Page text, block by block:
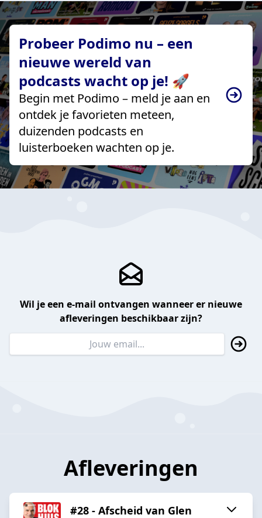
Probeer Podimo nu – een
nieuwe wereld van
podcasts wacht op je! 🚀
Begin met Podimo – meld je aan en
ontdek je favorieten meteen,
duizenden podcasts en
luisterboeken wachten op je.
Wil je een e-mail ontvangen wanneer er nieuwe
afleveringen beschikbaar zijn?
Afleveringen
#28 - Afscheid van Glen